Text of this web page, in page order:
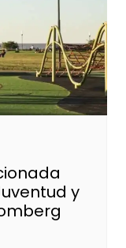
y